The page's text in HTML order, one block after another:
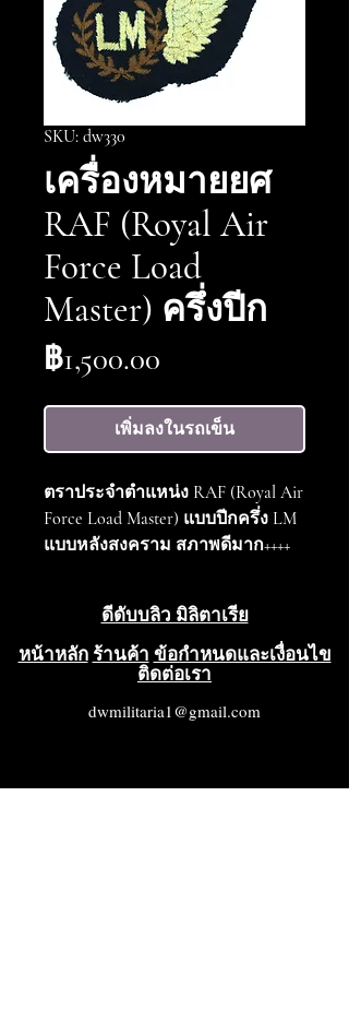
SKU: dw330
เครื่องหมายยศ
RAF (Royal Air
Force Load
Master) ครึ่งปีก
฿1,500.00
เพิ่มลงในรถเข็น
ตราประจำตำแหน่ง RAF (Royal Air
Force Load Master) แบบปีกครึ่ง LM
แบบหลังสงคราม สภาพดีมาก++++
ดีดับบลิว มิลิตาเรีย
หน้าหลัก ร้านค้า ข้อกำหนดและเงื่อนไข
ติดต่อเรา
dwmilitaria1@gmail.com